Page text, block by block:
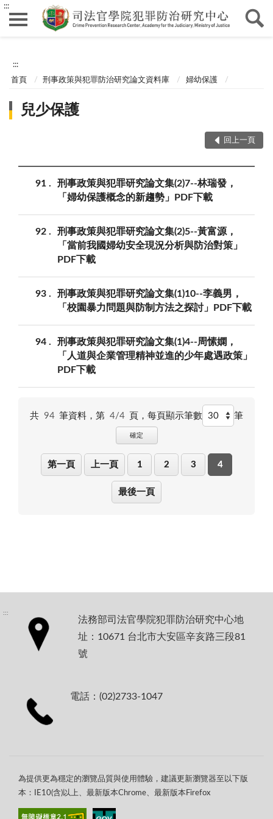
:::
:::
首頁 刑事政策與犯罪防治研究論文資料庫 婦幼保護
兒少保護
回上一頁
91
刑事政策與犯罪研究論文集(2)7--林瑞發，
「婦幼保護概念的新趨勢」PDF下載
92
刑事政策與犯罪研究論文集(2)5--黃富源，
「當前我國婦幼安全現況分析與防治對策」
PDF下載
93
刑事政策與犯罪研究論文集(1)10--李義男，
「校園暴力問題與防制方法之探討」PDF下載
94
刑事政策與犯罪研究論文集(1)4--周愫嫻，
「人道與企業管理精神並進的少年處遇政策」
PDF下載
共 94 筆資料，第 4/4 頁，每頁顯示筆數 筆
確定
第一頁 上一頁 1 2 3 4
最後一頁
:::
法務部司法官學院犯罪防治研究中心地
址：10671 台北市大安區辛亥路三段81
號
電話：(02)2733-1047
為提供更為穩定的瀏覽品質與使用體驗，建議更新瀏覽器至以下版
本：IE10(含)以上、最新版本Chrome、最新版本Firefox